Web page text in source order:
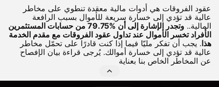
عقود الفروقات هي أدوات مالية معقدة تنطوي على مخاطر
عالية قد تؤدي إلى خسارة سريعة للأموال بسبب الرافعة
المالية..
وتجدر الإشارة إلى أن %79.75 من حسابات المستثمرين
الأفراد تخسر الأموال عند تداول عقود الفروقات مع مقدم الخدمة
هذا. يجب أن تفكر مليّا فيما إذا كنت قادرًا على تحمّل مخاطر
عالية قد تؤدي إلى خسارة أموالك. يُرجى قراءة بيان الإفصاح
عن المخاطر الخاص بنا بعناية